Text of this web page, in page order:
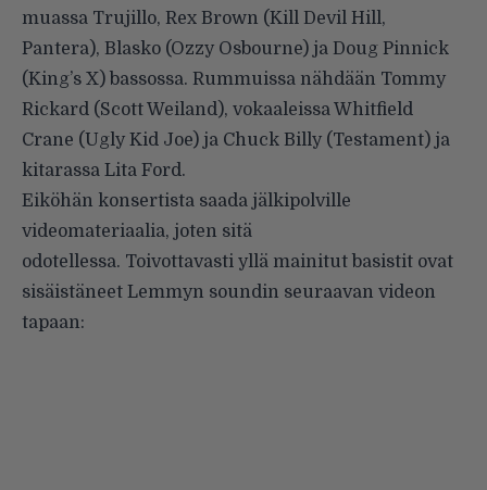
muassa Trujillo, Rex Brown (Kill Devil Hill,
Pantera), Blasko (Ozzy Osbourne) ja Doug Pinnick
(King’s X) bassossa. Rummuissa nähdään Tommy
Rickard (Scott Weiland), vokaaleissa Whitfield
Crane (Ugly Kid Joe) ja Chuck Billy (Testament) ja
kitarassa Lita Ford.
Eiköhän konsertista saada jälkipolville
videomateriaalia, joten sitä
odotellessa. Toivottavasti yllä mainitut basistit ovat
sisäistäneet Lemmyn soundin seuraavan videon
tapaan: